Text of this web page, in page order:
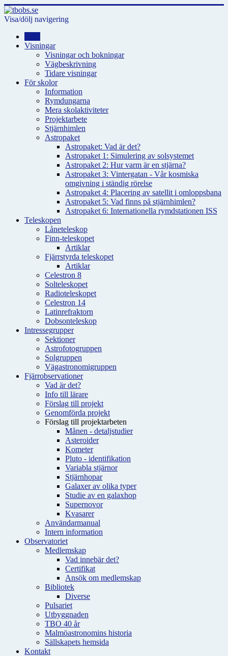
Visa/dölj navigering
Visningar
Visningar och bokningar
Vägbeskrivning
Tidare visningar
För skolor
Information
Rymdungarna
Mera skolaktiviteter
Projektarbete
Stjärnhimlen
Astropaket
Astropaket: Vad är det?
Astropaket 1: Simulering av solsystemet
Astropaket 2: Hur varm är en stjärna?
Astropaket 3: Vintergatan - Vår kosmiska
omgivning i ständig rörelse
Astropaket 4: Placering av satellit i omloppsbana
Astropaket 5: Vad finns på stjärnhimlen?
Astropaket 6: Internationella rymdstationen ISS
Teleskopen
Låneteleskop
Finn-teleskopet
Artiklar
Fjärrstyrda teleskopet
Artiklar
Celestron 8
Solteleskopet
Radioteleskopet
Celestron 14
Latinrefraktorn
Dobsonteleskop
Intressegrupper
Sektioner
Astrofotogruppen
Solgruppen
Vägastronomigruppen
Fjärrobservationer
Vad är det?
Info till lärare
Förslag till projekt
Genomförda projekt
Förslag till projektarbeten
Månen - detaljstudier
Asteroider
Kometer
Pluto - identifikation
Variabla stjärnor
Stjärnhopar
Galaxer av olika typer
Studie av en galaxhop
Supernovor
Kvasarer
Användarmanual
Intern information
Observatoriet
Medlemskap
Vad innebär det?
Certifikat
Ansök om medlemskap
Bibliotek
Diverse
Pulsariet
Utbyggnaden
TBO 40 år
Malmöastronomins historia
Sällskapets hemsida
Kontakt